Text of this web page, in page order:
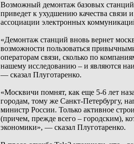
Возможный демонтаж базовых
приведет к ухудшению качества связи
ассоциации электронных
«Демонтаж станций вновь вернет
возможности пользоваться
операторам связи, сколько по
нашему исследованию – и являются
— сказал Плуготаренко.
«Москвичи помнят, как еще 5-6 лет
городам, тому же Санкт-Петербургу,
министр России. Только активное
(причем, прежде всего – городским),
экономики», — сказал Плуготаренко.